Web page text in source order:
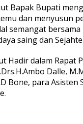
n
Bapak Bupati
dan menyusun
semangat
saing dan
Hadir dalam Rapat
Dalle,
Bone, para